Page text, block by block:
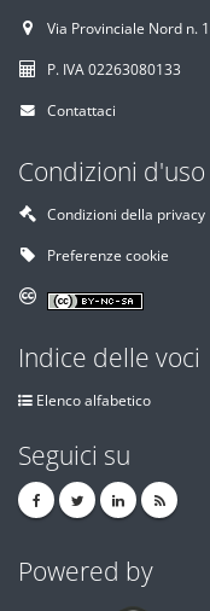
Via Provinciale Nord n.
P. IVA 02263080133
Contattaci
Condizioni d'uso
Condizioni della privacy
Preferenze cookie
Indice delle voci
Elenco alfabetico
Seguici su
Powered by